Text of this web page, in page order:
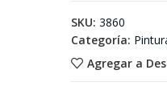
Agregar a
SKU: 3860
Categoría: